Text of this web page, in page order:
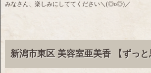
みなさん、楽しみにしててください＼(◎o◎)／
新潟市東区 美容室亜美香 【ずっと